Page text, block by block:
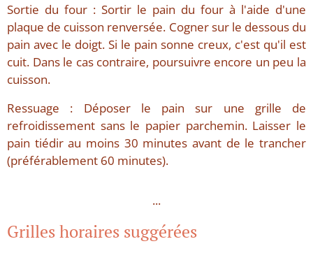
Sortie du four : Sortir le pain du four à l'aide d'une
plaque de cuisson renversée. Cogner sur le dessous du
pain avec le doigt. Si le pain sonne creux, c'est qu'il est
cuit. Dans le cas contraire, poursuivre encore un peu la
cuisson.
Ressuage : Déposer le pain sur une grille de
refroidissement sans le papier parchemin. Laisser le
pain tiédir au moins 30 minutes avant de le trancher
(préférablement 60 minutes).
...
Grilles horaires suggérées